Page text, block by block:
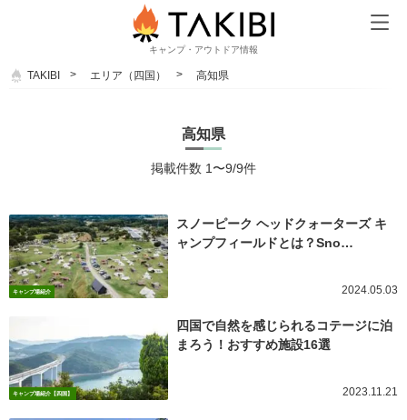
キャンプ・アウトドア情報
TAKIBI エリア（四国） 高知県
高知県
掲載件数 1〜9/9件
キャンプ場紹介
スノーピーク ヘッドクォーターズ キ
ャンプフィールドとは？Sno…
2024.05.03
キャンプ場紹介【四国】
四国で自然を感じられるコテージに泊
まろう！おすすめ施設16選
2023.11.21